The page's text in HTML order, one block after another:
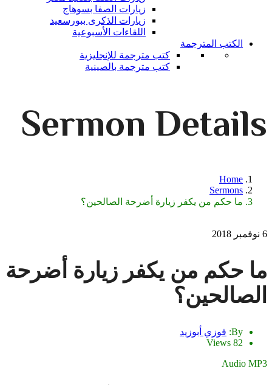
زيارات الصفا بسوهاج
زيارات الذكرى ببورسعيد
اللقاءات الأسبوعية
الكتب المترجمة
كتب مترجمة للإنجليزية
كتب مترجمة بالصينية
Sermon
Home
Sermons
ما حكم من يكفر زيارة أضرحة الصالحين؟
حكم من يكفر زيارة أضرحة
By:
فوزي أبوزيد
82 Views
Audio